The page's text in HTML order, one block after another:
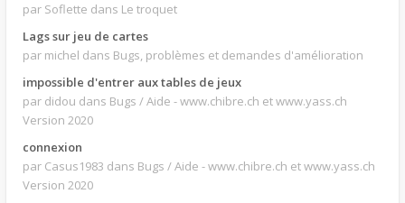
par Soflette dans Le troquet
Lags sur jeu de cartes
par michel dans Bugs, problèmes et demandes d'amélioration
impossible d'entrer aux tables de jeux
par didou dans Bugs / Aide - www.chibre.ch et www.yass.ch
Version 2020
connexion
par Casus1983 dans Bugs / Aide - www.chibre.ch et www.yass.ch
Version 2020